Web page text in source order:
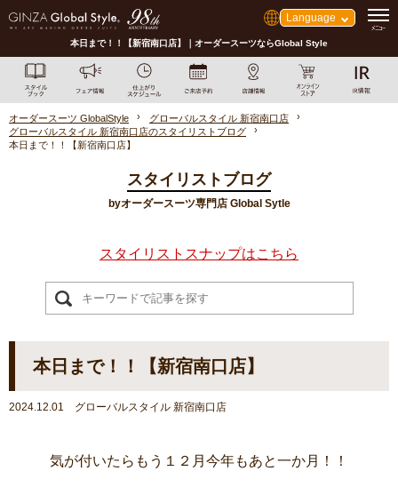
Language
本日まで！！【新宿南口店】｜オーダースーツならGlobal Style
オーダースーツ GlobalStyle
グローバルスタイル 新宿南口店
グローバルスタイル 新宿南口店のスタイリストブログ
本日まで！！【新宿南口店】
スタイリストブログ
byオーダースーツ専門店 Global Sytle
スタイリストスナップはこちら
本日まで！！【新宿南口店】
2024.12.01 グローバルスタイル 新宿南口店
気が付いたらもう１２月今年もあと一か月！！